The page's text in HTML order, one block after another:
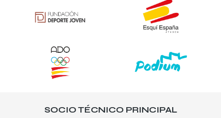
SOCIO TÉCNICO PRINCIPAL